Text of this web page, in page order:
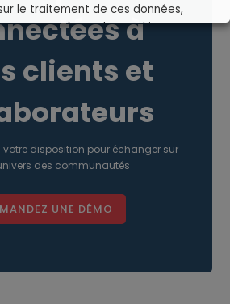
à
clients et
disposition pour échanger sur
des communautés
UNE DÉMO
le traitement de ces données,
« Paramètres des cookies».
à l'installation de cookies
modifié à tout moment, en visitant